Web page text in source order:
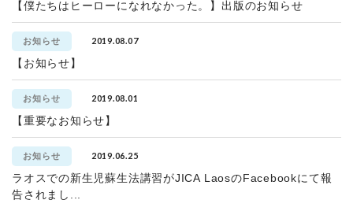
【僕たちはヒーローになれなかった。】出版のお知らせ
お知らせ 2019.08.07
【お知らせ】
お知らせ 2019.08.01
【重要なお知らせ】
お知らせ 2019.06.25
ラオスでの新生児蘇生法講習がJICA LaosのFacebookにて報
告されまし...